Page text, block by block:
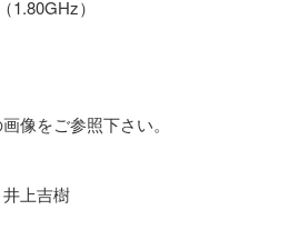
1.80GHz）
像をご参照下さい。
上吉樹